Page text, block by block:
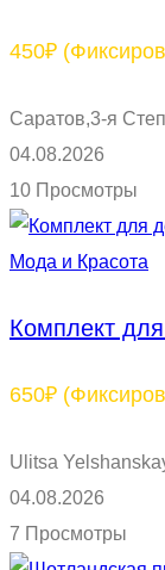
450₽
Саратов,3-я
04.08.2026
10 Просмотры
Мода и Красота
Комплект
650₽
Ulitsa
04.08.2026
7 Просмотры